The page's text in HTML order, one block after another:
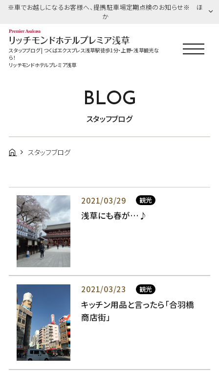
※車でお越しになるお客様へ、提携駐車場定期点検のお知らせ※ ほ
か
スタッフブログ | つくばエクスプレス浅草駅徒歩1分・上野・浅草観光な
ら！
リッチモンドホテルプレミア浅草
BLOG
スタッフブログ
スタッフブログ
2021/03/29 観光
浅草にも春が…♪
2021/03/23 観光
キッチン用品と言ったら「合羽橋
商店街」